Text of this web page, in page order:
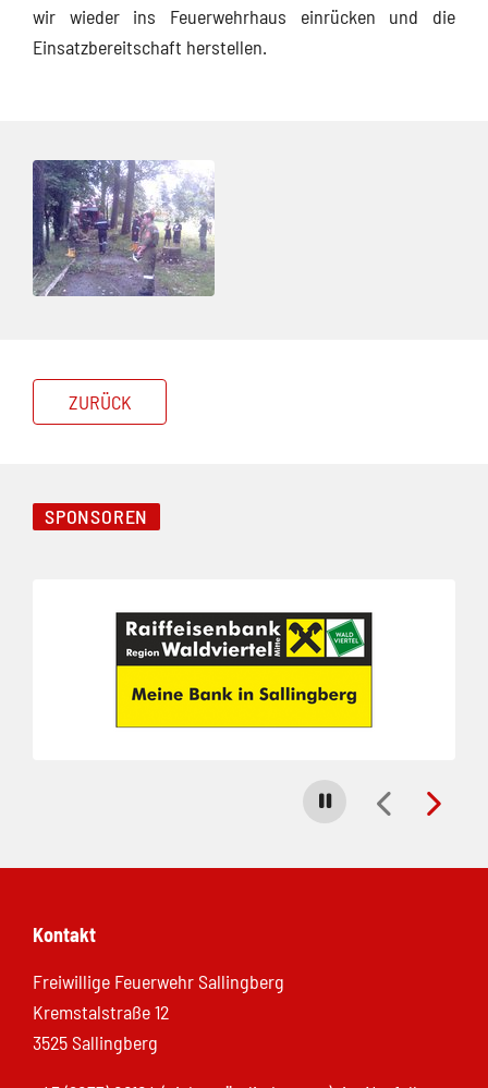
wir wieder ins Feuerwehrhaus einrücken und die
Einsatzbereitschaft herstellen.
ZURÜCK
SPONSOREN
Carousel stoppen
Kontakt
Freiwillige Feuerwehr Sallingberg
Kremstalstraße 12
3525 Sallingberg